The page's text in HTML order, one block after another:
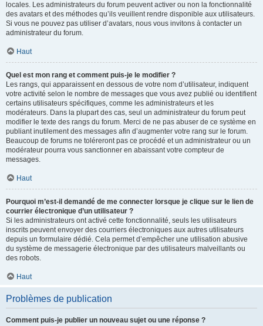
locales. Les administrateurs du forum peuvent activer ou non la fonctionnalité
des avatars et des méthodes qu’ils veuillent rendre disponible aux utilisateurs.
Si vous ne pouvez pas utiliser d’avatars, nous vous invitons à contacter un
administrateur du forum.
Haut
Quel est mon rang et comment puis-je le modifier ?
Les rangs, qui apparaissent en dessous de votre nom d’utilisateur, indiquent
votre activité selon le nombre de messages que vous avez publié ou identifient
certains utilisateurs spécifiques, comme les administrateurs et les
modérateurs. Dans la plupart des cas, seul un administrateur du forum peut
modifier le texte des rangs du forum. Merci de ne pas abuser de ce système en
publiant inutilement des messages afin d’augmenter votre rang sur le forum.
Beaucoup de forums ne toléreront pas ce procédé et un administrateur ou un
modérateur pourra vous sanctionner en abaissant votre compteur de
messages.
Haut
Pourquoi m’est-il demandé de me connecter lorsque je clique sur le lien de
courrier électronique d’un utilisateur ?
Si les administrateurs ont activé cette fonctionnalité, seuls les utilisateurs
inscrits peuvent envoyer des courriers électroniques aux autres utilisateurs
depuis un formulaire dédié. Cela permet d’empêcher une utilisation abusive
du système de messagerie électronique par des utilisateurs malveillants ou
des robots.
Haut
Problèmes de publication
Comment puis-je publier un nouveau sujet ou une réponse ?